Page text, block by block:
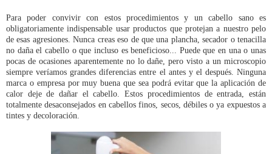
Para poder convivir con estos procedimientos y un cabello sano es
obligatoriamente indispensable usar productos que protejan a nuestro pelo
de esas agresiones. Nunca creas eso de que una plancha, secador o tenacilla
no daña el cabello o que incluso es beneficioso... Puede que en una o unas
pocas de ocasiones aparentemente no lo dañe, pero visto a un microscopio
siempre veríamos grandes diferencias entre el antes y el después. Ninguna
marca o empresa por muy buena que sea podrá evitar que la aplicación de
calor deje de dañar el cabello. Estos procedimientos de entrada, están
totalmente desaconsejados en cabellos finos, secos, débiles o ya expuestos a
tintes y decoloración.